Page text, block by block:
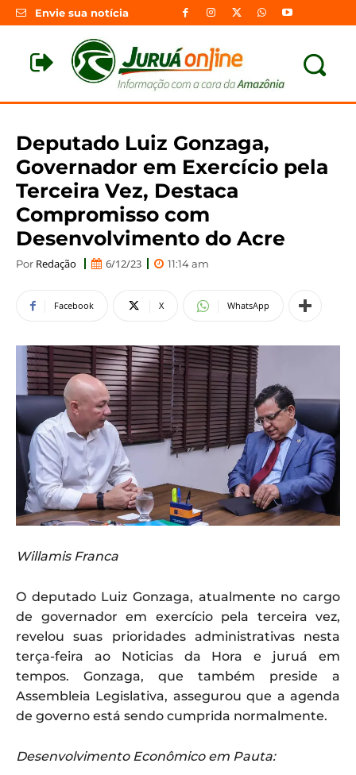
Envie sua notícia
Deputado Luiz Gonzaga,
Governador em Exercício pela
Terceira Vez, Destaca
Compromisso com
Desenvolvimento do Acre
Por Redação 6/12/23 11:14 am
Facebook X WhatsApp
Willamis Franca
O deputado Luiz Gonzaga, atualmente no cargo
de governador em exercício pela terceira vez,
revelou suas prioridades administrativas nesta
terça-feira ao Noticias da Hora e juruá em
tempos. Gonzaga, que também preside a
Assembleia Legislativa, assegurou que a agenda
de governo está sendo cumprida normalmente.
Desenvolvimento Econômico em Pauta: